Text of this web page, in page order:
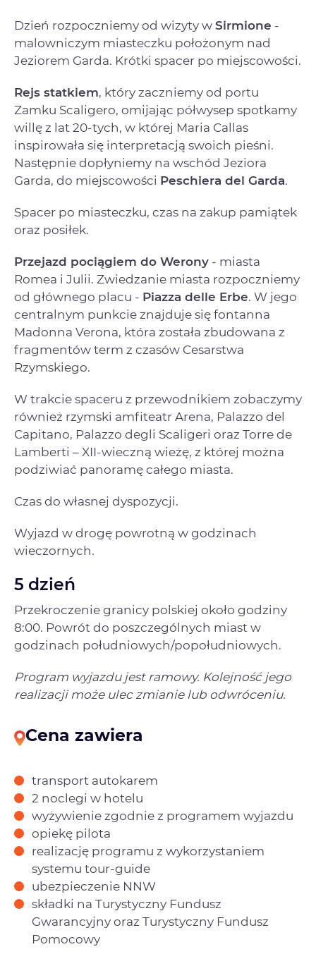
Dzień rozpoczniemy od wizyty w Sirmione -
malowniczym miasteczku położonym nad
Jeziorem Garda. Krótki spacer po miejscowości.
Rejs statkiem, który zaczniemy od portu
Zamku Scaligero, omijając półwysep spotkamy
willę z lat 20-tych, w której Maria Callas
inspirowała się interpretacją swoich pieśni.
Następnie dopłyniemy na wschód Jeziora
Garda, do miejscowości Peschiera del Garda.
Spacer po miasteczku, czas na zakup pamiątek
oraz posiłek.
Przejazd pociągiem do Werony - miasta
Romea i Julii. Zwiedzanie miasta rozpoczniemy
od głównego placu - Piazza delle Erbe. W jego
centralnym punkcie znajduje się fontanna
Madonna Verona, która została zbudowana z
fragmentów term z czasów Cesarstwa
Rzymskiego.
W trakcie spaceru z przewodnikiem zobaczymy
również rzymski amfiteatr Arena, Palazzo del
Capitano, Palazzo degli Scaligeri oraz Torre de
Lamberti – XII-wieczną wieżę, z której można
podziwiać panoramę całego miasta.
Czas do własnej dyspozycji.
Wyjazd w drogę powrotną w godzinach
wieczornych.
5 dzień
Przekroczenie granicy polskiej około godziny
8:00. Powrót do poszczególnych miast w
godzinach południowych/popołudniowych.
Program wyjazdu jest ramowy. Kolejność jego
realizacji może ulec zmianie lub odwróceniu.
Cena zawiera
transport autokarem
2 noclegi w hotelu
wyżywienie zgodnie z programem wyjazdu
opiekę pilota
realizację programu z wykorzystaniem
systemu tour-guide
ubezpieczenie NNW
składki na Turystyczny Fundusz
Gwarancyjny oraz Turystyczny Fundusz
Pomocowy